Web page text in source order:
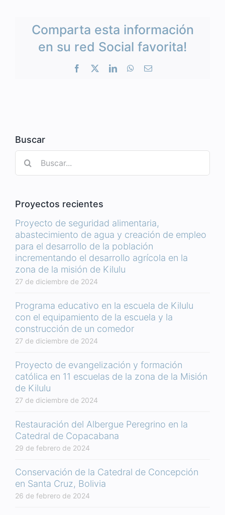
Comparta esta información
en su red Social favorita!
Facebook LinkedInWhatsApp
Correo
Buscar
Proyectos recientes
Proyecto de seguridad alimentaria,
abastecimiento de agua y creación de empleo
para el desarrollo de la población
incrementando el desarrollo agrícola en la
zona de la misión de Kilulu
27 de diciembre de 2024
Programa educativo en la escuela de Kilulu
con el equipamiento de la escuela y la
construcción de un comedor
27 de diciembre de 2024
Proyecto de evangelización y formación
católica en 11 escuelas de la zona de la Misión
de Kilulu
27 de diciembre de 2024
Restauración del Albergue Peregrino en la
Catedral de Copacabana
29 de febrero de 2024
Conservación de la Catedral de Concepción
en Santa Cruz, Bolivia
26 de febrero de 2024